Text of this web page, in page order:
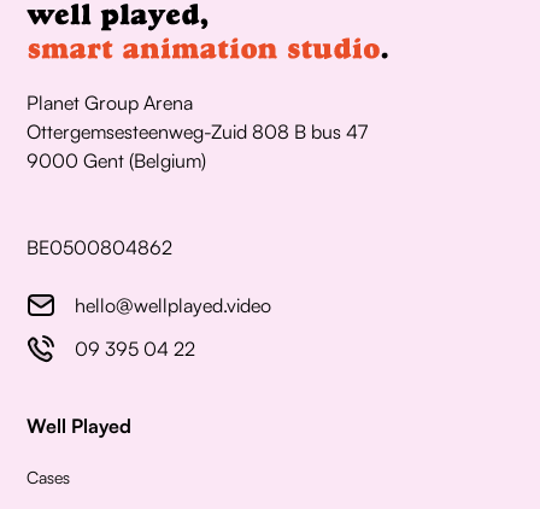
Planet Group Arena
Ottergemsesteenweg-Zuid 808 B bus 47
9000 Gent (Belgium)
BE0500804862
hello@wellplayed.video
09 395 04 22
Well Played
Cases